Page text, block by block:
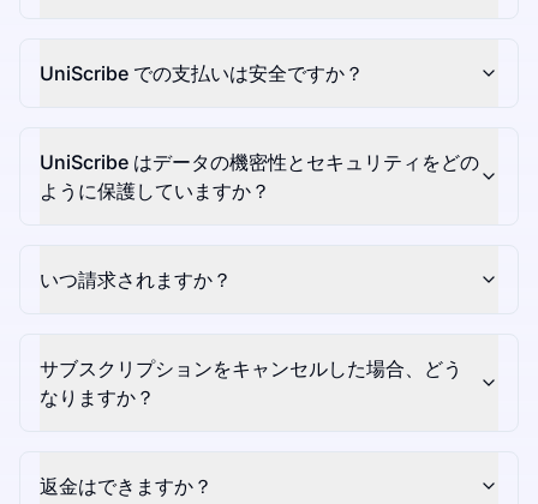
UniScribe での支払いは安全ですか？
UniScribe はデータの機密性とセキュリティをどの
ように保護していますか？
いつ請求されますか？
サブスクリプションをキャンセルした場合、どう
なりますか？
返金はできますか？